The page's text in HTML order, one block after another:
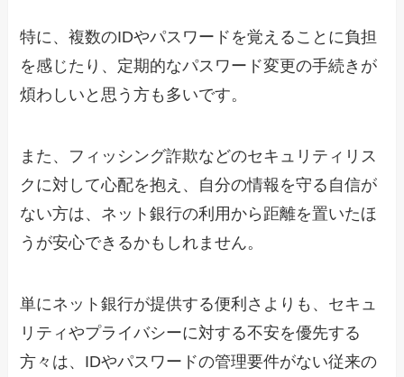
特に、複数のIDやパスワードを覚えることに負担
を感じたり、定期的なパスワード変更の手続きが
煩わしいと思う方も多いです。
また、フィッシング詐欺などのセキュリティリス
クに対して心配を抱え、自分の情報を守る自信が
ない方は、ネット銀行の利用から距離を置いたほ
うが安心できるかもしれません。
単にネット銀行が提供する便利さよりも、セキュ
リティやプライバシーに対する不安を優先する
方々は、IDやパスワードの管理要件がない従来の